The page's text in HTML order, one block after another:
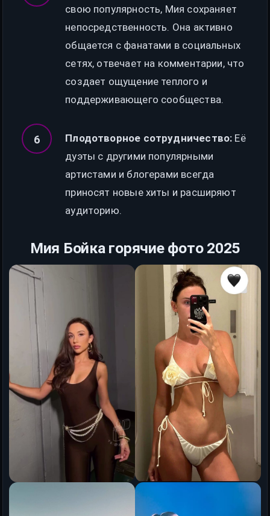
свою популярность, Мия сохраняет
непосредственность. Она активно
общается с фанатами в социальных
сетях, отвечает на комментарии, что
создает ощущение теплого и
поддерживающего сообщества.
Плодотворное сотрудничество: Её
дуэты с другими популярными
артистами и блогерами всегда
приносят новые хиты и расширяют
аудиторию.
Мия Бойка горячие фото 2025